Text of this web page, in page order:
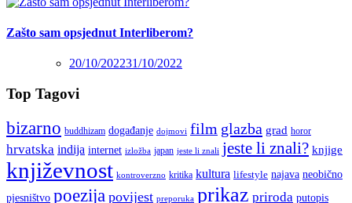
Zašto sam opsjednut Interliberom?
20/10/202231/10/2022
Top Tagovi
bizarno buddhizam događanje dojmovi film glazba grad horor
hrvatska indija internet izložba japan jeste li znali jeste li znali? knjige
književnost kontroverzno kritika kultura lifestyle najava neobično
pjesništvo poezija povijest preporuka prikaz priroda putopis